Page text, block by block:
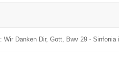
: Wir Danken Dir, Gott, Bwv 29 - Sinfonia